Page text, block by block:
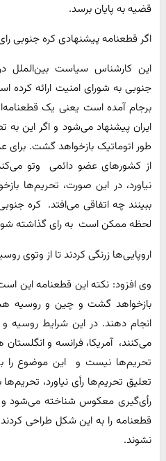
قضیه به پایان برسد.
اگر قطعنامه پیشنهادی کره جنوبی
این کارشناس سیاست
جنوبی به شورای امنیت ارائه
برجام آمده است یعنی یک
ایران پیشنهاد می‌شود و اگر این به
طور اتوماتیک بازخواهد گشت. برای
از کشورهای عضو دائمی وتو
نیاورد، در این صورت، تحریم‌ها
ببینند چه اتفاقی می‌افتد. کره
لحظه ممکن است به رای گذاشته
اروپایی‌ها زرنگی کردند تا از وتوی
وی افزود:‌ نکته این قطعنامه این
بازخواهد گشت و چین و روسیه هم
انجام دهند. در این شرایط روسیه
می‌کنند، آمریکا، فرانسه و
تحریم‌ها نیست و این موضوع را
تعلیق تحریم‌ها رأی نیاورد،
رأی‌گیری معکوس شناخته می‌شود و
قطعنامه را به این شکل طراحی
نشوند.